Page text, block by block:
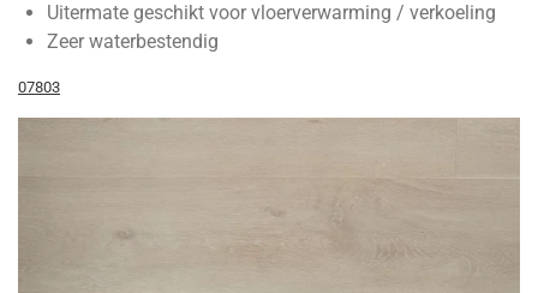
Uitermate geschikt voor vloerverwarming / verkoeling
Zeer waterbestendig
07803